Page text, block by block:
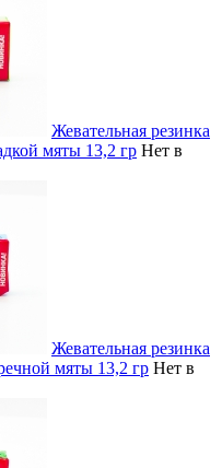
Жевательная резинка
мяты 13,2 гр Нет в
Жевательная резинка
мяты 13,2 гр Нет в